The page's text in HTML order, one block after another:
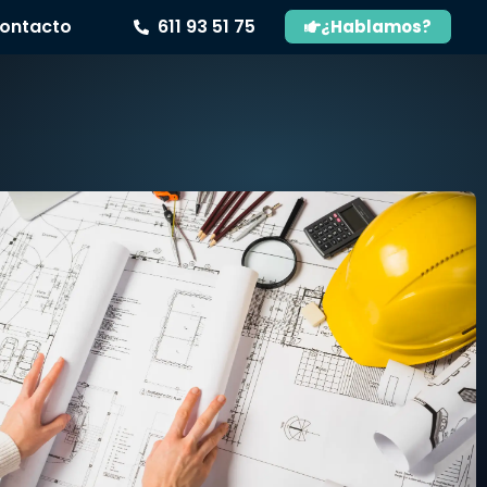
611 93 51 75 ¿Hablamos?